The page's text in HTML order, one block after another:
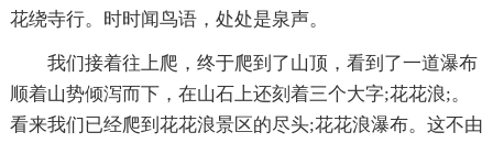
花绕寺行。时时闻鸟语，处处是泉声。
我们接着往上爬，终于爬到了山顶，看到了一道瀑布
顺着山势倾泻而下，在山石上还刻着三个大字;花花浪;。
看来我们已经爬到花花浪景区的尽头;花花浪瀑布。这不由